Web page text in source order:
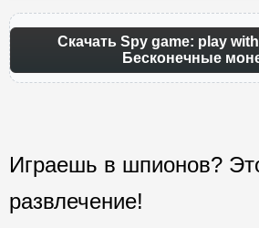
Скачать Spy game: play
Бесконечные
Играешь в шпионов?
развлечение!